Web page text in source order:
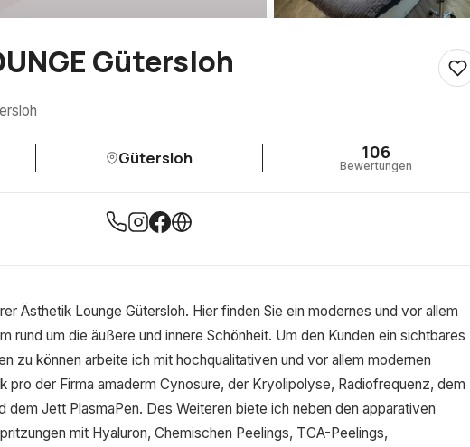
Gütersloh
Gütersloh 106
Bewertungen
Ästhetik Lounge Gütersloh. Hier finden Sie ein modernes und vor allem
rund um die äußere und innere Schönheit. Um den Kunden ein sichtbares
zu können arbeite ich mit hochqualitativen und vor allem modernen
pro der Firma amaderm Cynosure, der Kryolipolyse, Radiofrequenz, dem
dem Jett PlasmaPen. Des Weiteren biete ich neben den apparativen
mit Hyaluron, Chemischen Peelings, TCA-Peelings,